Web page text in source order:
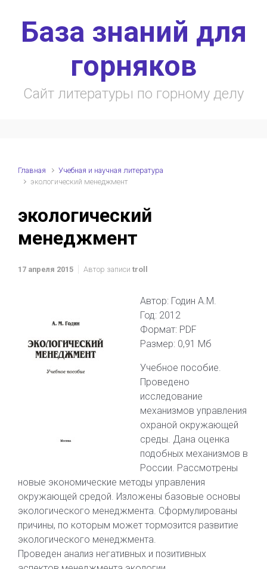
База знаний для
горняков
Сайт литературы по горному делу
Главная
Учебная и научная литература
экологический менеджмент
экологический
менеджмент
17 апреля 2015 Автор записи troll
Автор: Годин А.М.
Год: 2012
Формат: PDF
Размер: 0,91 Мб
Учебное пособие.
Проведено
исследование
механизмов управления
охраной окружающей
среды. Дана оценка
подобных механизмов в
России. Рассмотрены
новые экономические методы управления
окружающей средой. Изложены базовые основы
экологического менеджмента. Сформулированы
причины, по которым может тормозится развитие
экологического менеджмента.
Проведен анализ негативных и позитивных